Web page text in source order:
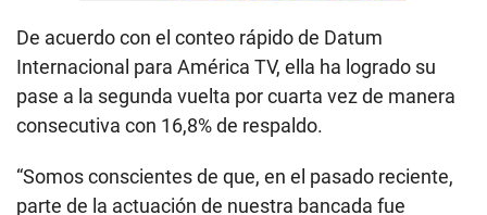
De acuerdo con el conteo rápido de Datum
Internacional para América TV, ella ha logrado su
pase a la segunda vuelta por cuarta vez de manera
consecutiva con 16,8% de respaldo.
“Somos conscientes de que, en el pasado reciente,
parte de la actuación de nuestra bancada fue